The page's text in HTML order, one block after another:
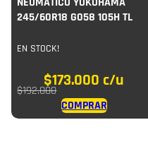
245/60R18 G058 105H TL
EN STOCK!
$173.000 c/u
$192.000
COMPRAR